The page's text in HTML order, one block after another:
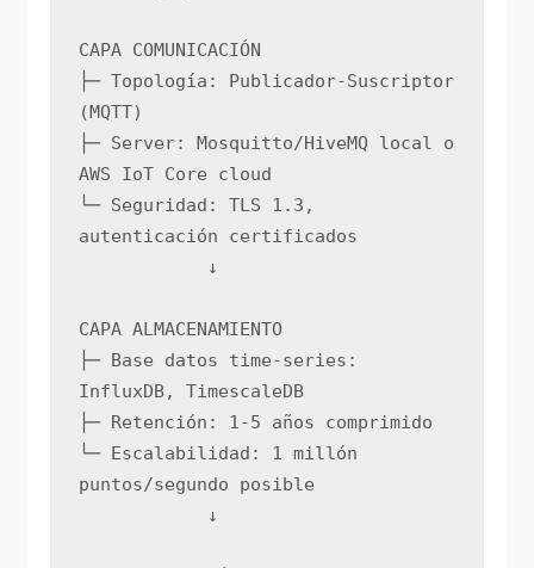
CAPA COMUNICACIÓN
├─ Topología: Publicador-Suscriptor
(MQTT)
├─ Server: Mosquitto/HiveMQ local o
AWS IoT Core cloud
└─ Seguridad: TLS 1.3,
autenticación certificados
            ↓
CAPA ALMACENAMIENTO
├─ Base datos time-series:
InfluxDB, TimescaleDB
├─ Retención: 1-5 años comprimido
└─ Escalabilidad: 1 millón
puntos/segundo posible
            ↓